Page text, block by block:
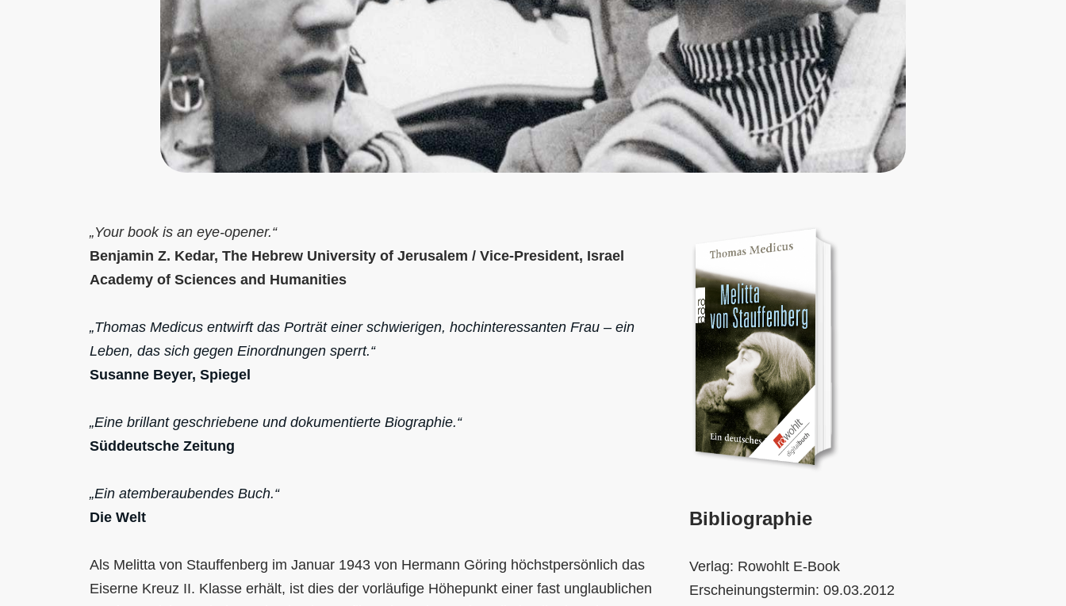
„Your book is an eye-opener.“
Benjamin Z. Kedar, The Hebrew University of Jerusalem / Vice-President, Israel
Academy of Sciences and Humanities
„Thomas Medicus entwirft das Porträt einer schwierigen, hochinteressanten Frau – ein
Leben, das sich gegen Einordnungen sperrt.“
Susanne Beyer, Spiegel
„Eine brillant geschriebene und dokumentierte Biographie.“
Süddeutsche Zeitung
„Ein atemberaubendes Buch.“
Die Welt
Als Melitta von Stauffenberg im Januar 1943 von Hermann Göring höchstpersönlich das
Eiserne Kreuz II. Klasse erhält, ist dies der vorläufige Höhepunkt einer fast unglaublichen
Bibliographie
Verlag: Rowohlt E-Book
Erscheinungstermin: 09.03.2012